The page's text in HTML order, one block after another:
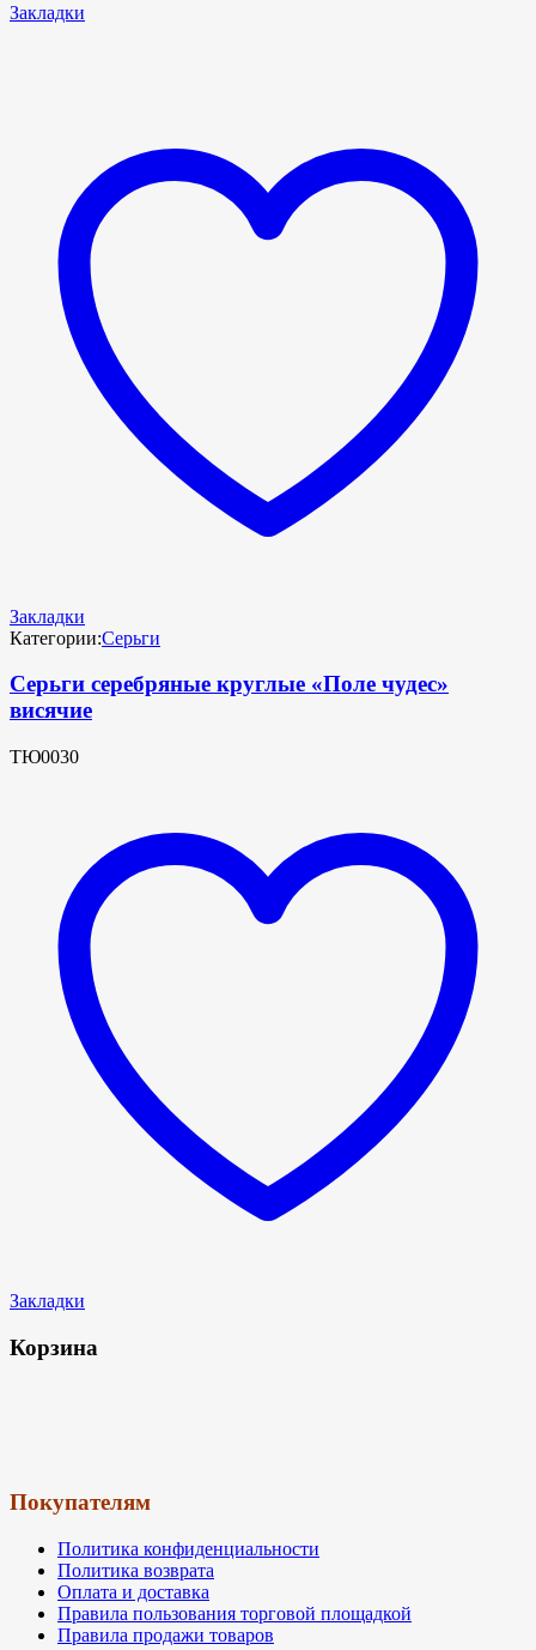
Закладки
Закладки
Категории:Серьги
Серьги серебряные круглые «Поле чудес»
висячие
ТЮ0030
Закладки
Корзина
Покупателям
Политика конфиденциальности
Политика возврата
Оплата и доставка
Правила пользования торговой площадкой
Правила продажи товаров